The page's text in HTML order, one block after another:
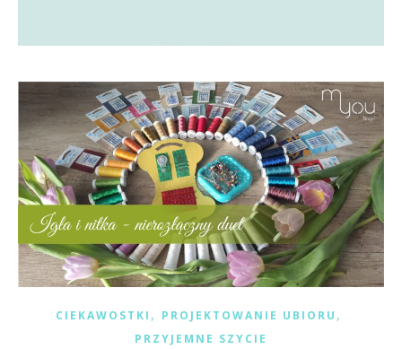
CIEKAWOSTKI , PROJEKTOWANIE UBIORU ,
PRZYJEMNE SZYCIE